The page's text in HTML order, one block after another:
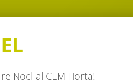
Noel al CEM Horta!